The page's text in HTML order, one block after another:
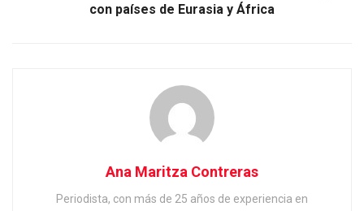
con países de Eurasia y África
Ana Maritza Contreras
Periodista, con más de 25 años de experiencia en